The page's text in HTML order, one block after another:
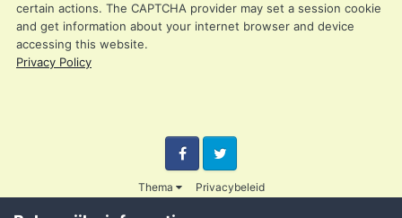
certain actions. The CAPTCHA provider may set a session cookie
and get information about your internet browser and device
accessing this website.
Privacy Policy
Thema Privacybeleid
FacebookTwitter